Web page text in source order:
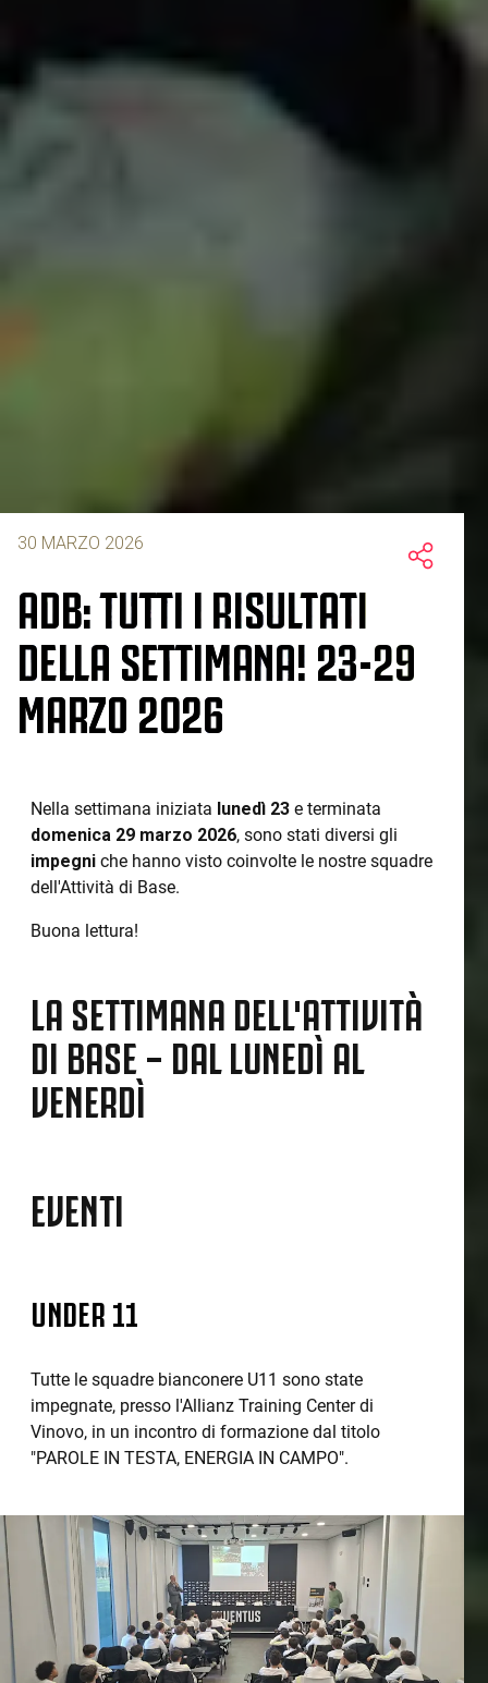
30 MARZO 2026
ADB: TUTTI I RISULTATI
DELLA SETTIMANA! 23-29
MARZO 2026
Nella settimana iniziata lunedì 23 e terminata
domenica 29 marzo 2026, sono stati diversi gli
impegni che hanno visto coinvolte le nostre squadre
dell'Attività di Base.
Buona lettura!
LA SETTIMANA DELL'ATTIVITÀ
DI BASE – DAL LUNEDÌ AL
VENERDÌ
EVENTI
UNDER 11
Tutte le squadre bianconere U11 sono state
impegnate, presso l'Allianz Training Center di
Vinovo, in un incontro di formazione dal titolo
"PAROLE IN TESTA, ENERGIA IN CAMPO".